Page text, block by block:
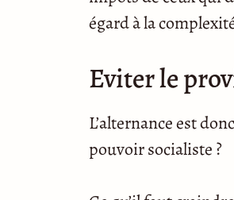
égard à la
Eviter le
L’alternance est
pouvoir socialiste ?